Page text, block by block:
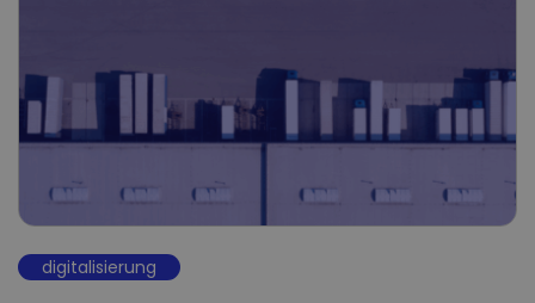
digitalisierung